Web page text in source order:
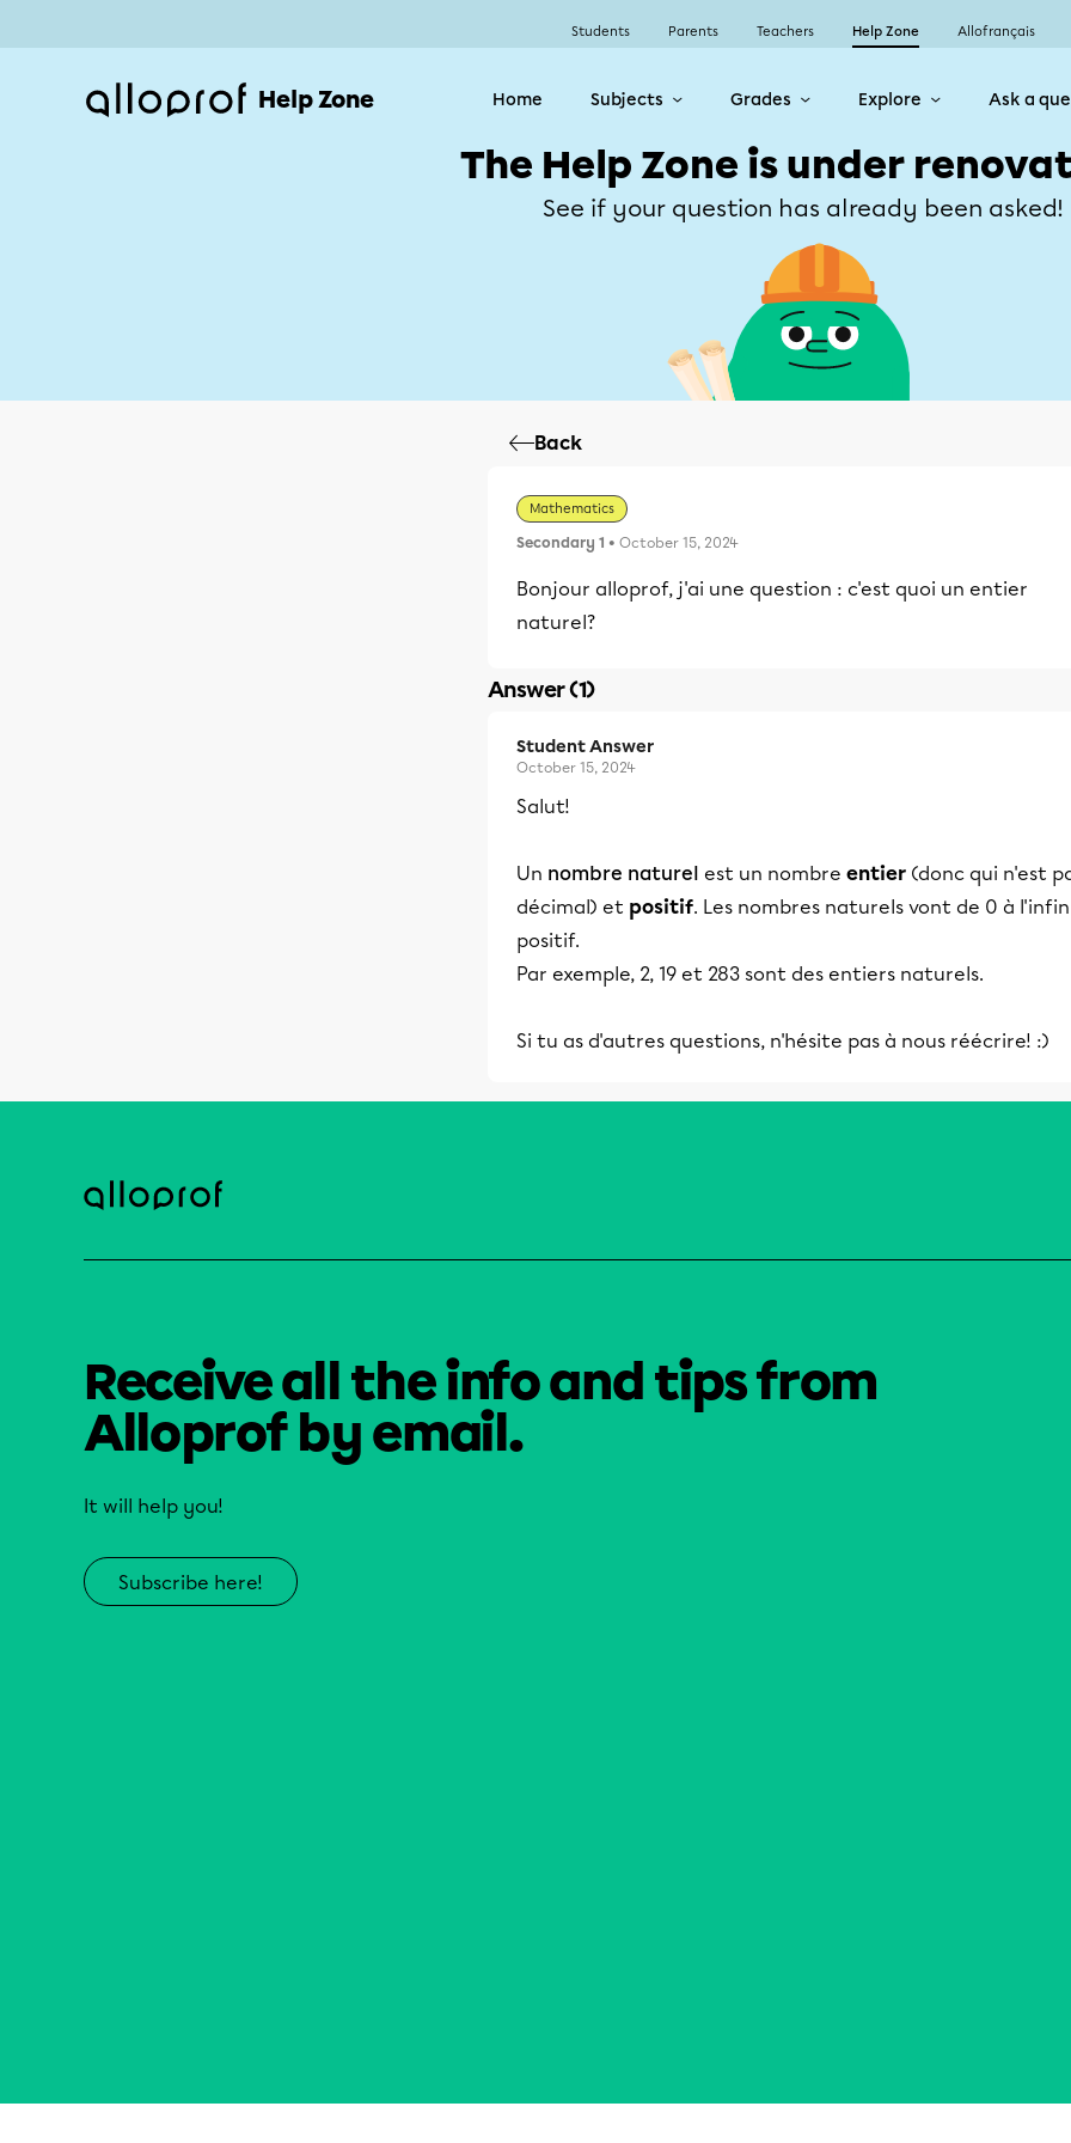
Students Parents Teachers Help Zone Allofrançais
Help Zone Home Subjects Grades Explore Ask a
The Help Zone is under
See if your question has already been asked!
Back
Mathematics
Secondary 1 • October 15, 2024
Bonjour alloprof, j'ai une question : c'est quoi un entier
naturel?
Answer (1)
Student Answer
October 15, 2024
Salut!
Un nombre naturel est un nombre entier (donc qui n'est
décimal) et positif. Les nombres naturels vont de 0 à
positif.
Par exemple, 2, 19 et 283 sont des entiers naturels.
Si tu as d'autres questions, n'hésite pas à nous réécrire! :)
Receive all the info and tips from
Alloprof by email.
It will help you!
Subscribe here!